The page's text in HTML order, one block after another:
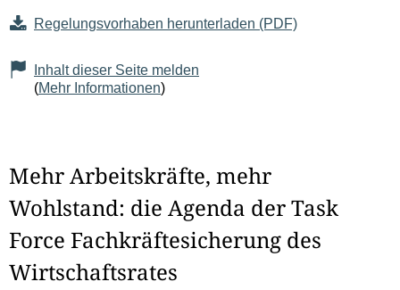
Regelungsvorhaben herunterladen (PDF)
Inhalt dieser Seite melden
(Mehr Informationen)
Mehr Arbeitskräfte, mehr
Wohlstand: die Agenda der Task
Force Fachkräftesicherung des
Wirtschaftsrates